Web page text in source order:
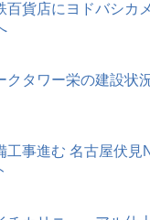
百貨店にヨドバシカ
クタワー栄の建設状
工事進む 名古屋伏見